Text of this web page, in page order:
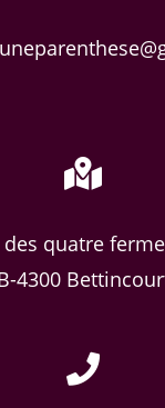
des quatre
4300